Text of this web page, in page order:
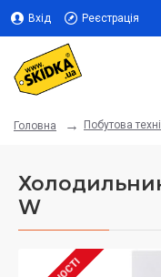
Вхід Реєстрація
Головна Побутова
W